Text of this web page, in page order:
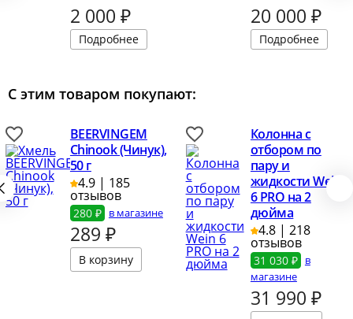
2 000 ₽
Подробнее
20 000 ₽
Подробнее
С этим товаром покупают:
BEERVINGEM
Chinook (Чинук),
50 г
4.9 | 185
отзывов
280 ₽ в магазине
289 ₽
Колонна с
отбором по
пару и
жидкости Wein
6 PRO на 2
дюйма
4.8 | 218
отзывов
31 030 ₽ в
магазине
31 990 ₽